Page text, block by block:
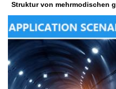
Struktur von mehrmodischen